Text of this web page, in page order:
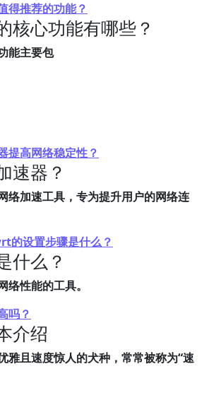
得推荐的功能？
核心功能有哪些？
能主要包
提高网络稳定性？
速器？
络加速工具，专为提升用户的网络连
的设置步骤是什么？
什么？
络性能的工具。
吗？
介绍
雅且速度惊人的犬种，常常被称为“速